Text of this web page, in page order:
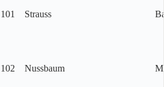
101 Strauss
102 Nussbaum